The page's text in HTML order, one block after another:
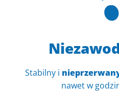
Stabilny i
nawet w